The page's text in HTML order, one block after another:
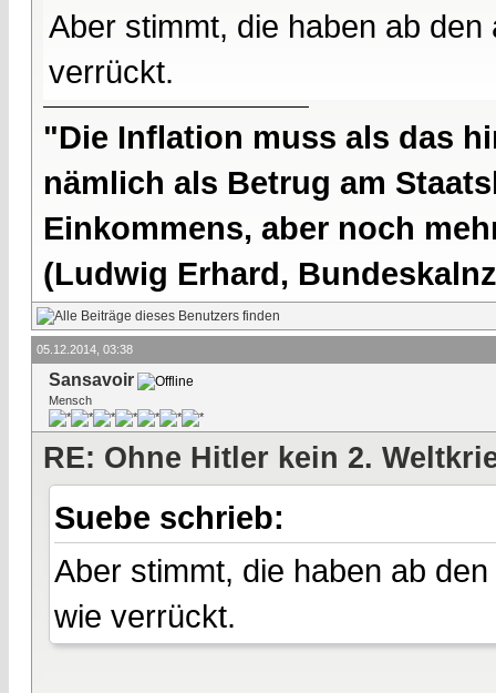
Aber stimmt, die haben ab
verrückt.
"Die Inflation muss als das
nämlich als Betrug am
Einkommens, aber noch
(Ludwig Erhard,
05.12.2014, 03:38
Sansavoir
Mensch
RE: Ohne Hitler kein 2.
Suebe schrieb:
Aber stimmt, die haben ab
wie verrückt.